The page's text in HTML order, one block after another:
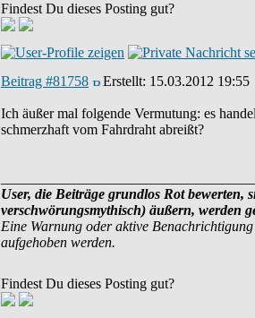
Findest Du dieses Posting gut?
Beitrag #81758 Erstellt: 15.03.2012 19:55
Ich äußer mal folgende Vermutung: es
schmerzhaft vom Fahrdraht abreißt?
User, die Beiträge grundlos Rot bewerten,
verschwörungsmythisch) äußern, werden
Eine Warnung oder aktive
aufgehoben werden.
Findest Du dieses Posting gut?